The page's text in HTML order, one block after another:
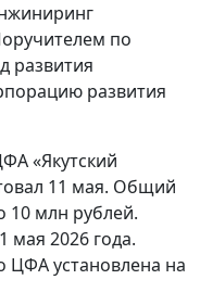
по
развития
развития
«Якутский
11 мая. Общий
10 млн рублей.
мая 2026 года.
ЦФА установлена на